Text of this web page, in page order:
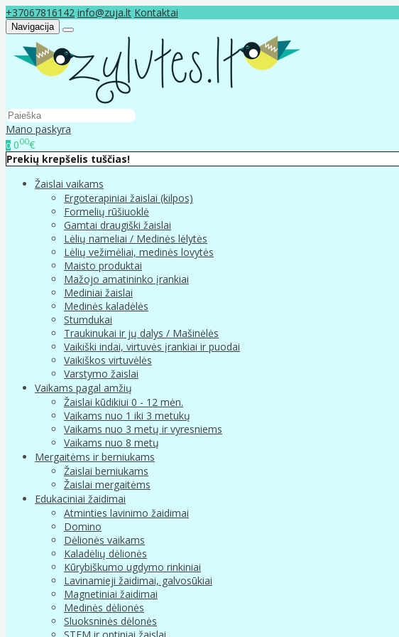
+37067816142 info@zuja.lt Kontaktai
Navigacija
Mano paskyra
0 000€
Prekių krepšelis tuščias!
Žaislai vaikams
Ergoterapiniai žaislai (kilpos)
Formelių rūšiuoklė
Gamtai draugiški žaislai
Lėlių nameliai / Medinės lėlytės
Lėlių vežimėliai, medinės lovytės
Maisto produktai
Mažojo amatininko įrankiai
Mediniai žaislai
Medinės kaladėlės
Stumdukai
Traukinukai ir jų dalys / Mašinėlės
Vaikiški indai, virtuvės įrankiai ir puodai
Vaikiškos virtuvėlės
Varstymo žaislai
Vaikams pagal amžių
Žaislai kūdikiui 0 - 12 mėn.
Vaikams nuo 1 iki 3 metukų
Vaikams nuo 3 metų ir vyresniems
Vaikams nuo 8 metų
Mergaitėms ir berniukams
Žaislai berniukams
Žaislai mergaitėms
Edukaciniai žaidimai
Atminties lavinimo žaidimai
Domino
Dėlionės vaikams
Kaladėlių dėlionės
Kūrybiškumo ugdymo rinkiniai
Lavinamieji žaidimai, galvosūkiai
Magnetiniai žaidimai
Medinės dėlionės
Sluoksninės dėlonės
STEM ir optiniai žaislai